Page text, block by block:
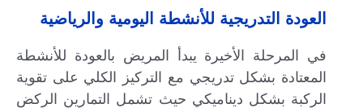
العودة التدريجية للأنشطة اليومية والرياضية
في المرحلة الأخيرة يبدأ المريض بالعودة للأنشطة
المعتادة بشكل تدريجي مع التركيز الكلي على تقوية
الركبة بشكل ديناميكي حيث تشمل التمارين الركض